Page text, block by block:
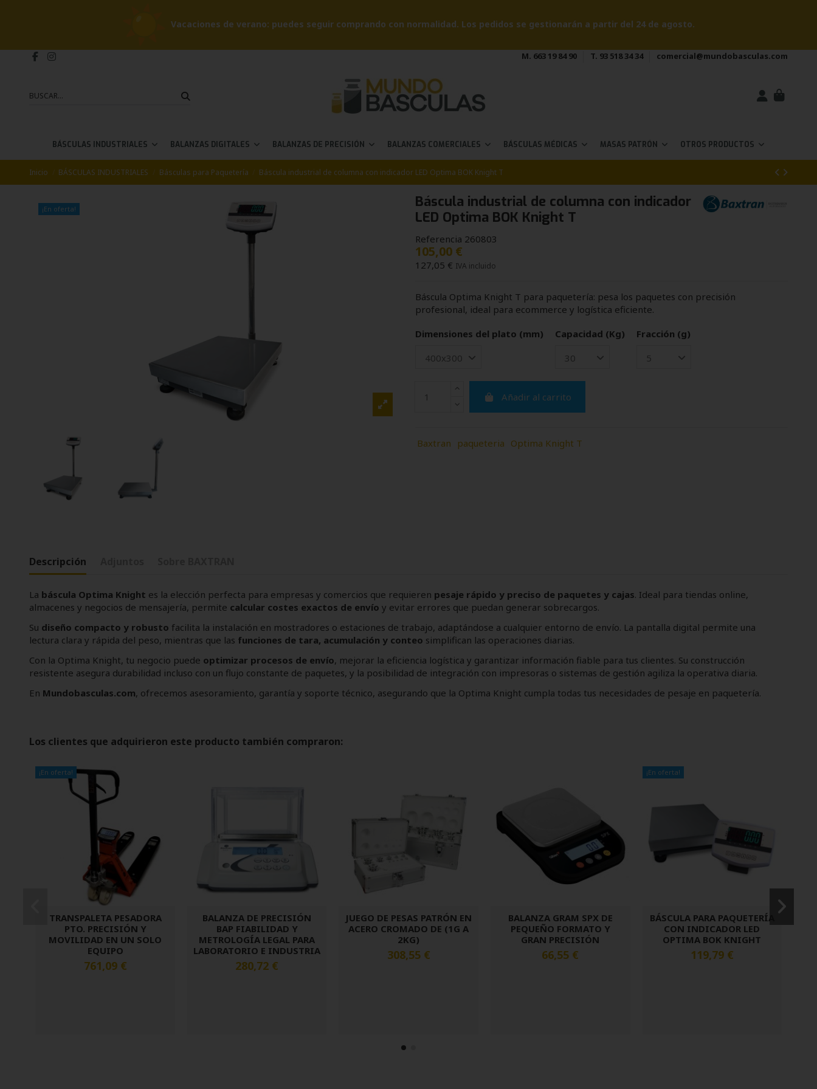
Vacaciones de verano: puedes seguir comprando con normalidad. Los pedidos se gestionarán a partir del 24 de agosto.
M. 663 19 84 90 T. 93 518 34 34 comercial@mundobasculas.com
BÁSCULAS INDUSTRIALES BALANZAS DIGITALES BALANZAS DE PRECISIÓN BALANZAS COMERCIALES BÁSCULAS MÉDICAS MASAS PATRÓN OTROS PRODUCTOS
Inicio BÁSCULAS INDUSTRIALES Básculas para Paquetería Báscula industrial de columna con indicador LED Optima BOK Knight T
¡En oferta!
Báscula industrial de columna con indicador
LED Optima BOK Knight T
Referencia 260803
105,00 €
127,05 € IVA incluido
Báscula Optima Knight T para paquetería: pesa los paquetes con precisión
profesional, ideal para ecommerce y logística eficiente.
Dimensiones del plato (mm) Capacidad (Kg) Fracción (g)
Añadir al carrito
Baxtran paqueteria Optima Knight T
Descripción
La báscula Optima Knight es la elección perfecta para empresas y comercios que requieren pesaje rápido y preciso de paquetes y cajas. Ideal para tiendas online,
almacenes y negocios de mensajería, permite calcular costes exactos de envío y evitar errores que puedan generar sobrecargos.
Su diseño compacto y robusto facilita la instalación en mostradores o estaciones de trabajo, adaptándose a cualquier entorno de envío. La pantalla digital permite una
lectura clara y rápida del peso, mientras que las funciones de tara, acumulación y conteo simplifican las operaciones diarias.
Con la Optima Knight, tu negocio puede optimizar procesos de envío, mejorar la eficiencia logística y garantizar información fiable para tus clientes. Su construcción
resistente asegura durabilidad incluso con un flujo constante de paquetes, y la posibilidad de integración con impresoras o sistemas de gestión agiliza la operativa diaria.
En Mundobasculas.com, ofrecemos asesoramiento, garantía y soporte técnico, asegurando que la Optima Knight cumpla todas tus necesidades de pesaje en paquetería.
Los clientes que adquirieron este producto también compraron:
¡En oferta!
TRANSPALETA PESADORA
PTO. PRECISIÓN Y
MOVILIDAD EN UN SOLO
EQUIPO
761,09 €
BALANZA DE PRECISIÓN
BAP FIABILIDAD Y
METROLOGÍA LEGAL PARA
LABORATORIO E INDUSTRIA
280,72 €
JUEGO DE PESAS PATRÓN EN
ACERO CROMADO DE (1G A
2KG)
308,55 €
BALANZA GRAM SPX DE
PEQUEÑO FORMATO Y
GRAN PRECISIÓN
66,55 €
¡En oferta!
BÁSCULA PARA PAQUETERÍA
CON INDICADOR LED
OPTIMA BOK KNIGHT
119,79 €